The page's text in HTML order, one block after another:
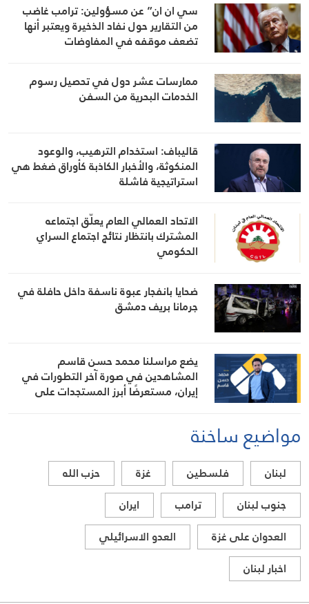
سي ان ان” عن مسؤولين: ترامب غاضب
من التقارير حول نفاد الذخيرة ويعتبر أنها
تضعف موقفه في المفاوضات
ممارسات عشر دول في تحصيل رسوم
الخدمات البحرية من السفن
قاليباف: استخدام الترهيب، والوعود
المنكوثة، والأخبار الكاذبة كأوراق ضغط هي
استراتيجية فاشلة
الاتحاد العمالي العام يعلّق اجتماعه
المشترك بانتظار نتائج اجتماع السراي
الحكومي
ضحايا بانفجار عبوة ناسفة داخل حافلة في
جرمانا بريف دمشق
يضع مراسلنا محمد حسن قاسم
المشاهدين في صورة آخر التطورات في
إيران، مستعرضًا أبرز المستجدات على
الصلة بالشأنين الداخلي والإقليميمواضيع ساخنة
لبنان فلسطين غزة
حزب الله
جنوب لبنان
ترامب
ايران
العدوان على غزة
العدو الاسرائيلي
اخبار لبنان